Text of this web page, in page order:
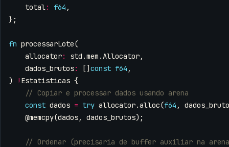
total: f64 ,
};
fn processarLote(
allocator: std .mem .Allocator,
dados_brutos: [] const f64 ,
)
! Estatisticas {
const dados = try allocator.alloc(f64 ,
@memcpy(dados, dados_brutos);